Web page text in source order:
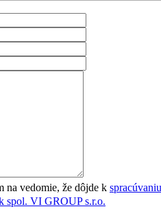
na vedomie, že dôjde k
spol. VI GROUP s.r.o.